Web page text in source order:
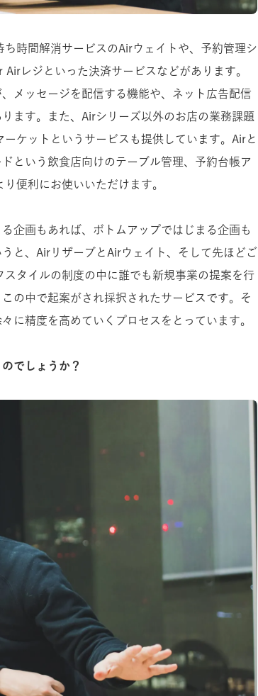
時間解消サービスのAirウェイトや、予約管理シ
レジといった決済サービスなどがあります。
メッセージを配信する機能や、ネット広告配信
ます。また、Airシリーズ以外のお店の業務課題
ケットというサービスも提供しています。Airと
という飲食店向けのテーブル管理、予約台帳ア
便利にお使いいただけます。
企画もあれば、ボトムアップではじまる企画も
と、AirリザーブとAirウェイト、そして先ほどご
タイルの制度の中に誰でも新規事業の提案を行
の中で起案がされ採択されたサービスです。そ
に精度を高めていくプロセスをとっています。
でしょうか？